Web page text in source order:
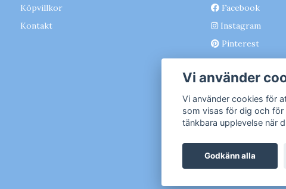
Köpvillkor
Kontakt
Facebook
Instagram
Pinterest
Vi använder
Vi använder cookies för
som visas för dig och
tänkbara upplevelse när
Godkänn alla